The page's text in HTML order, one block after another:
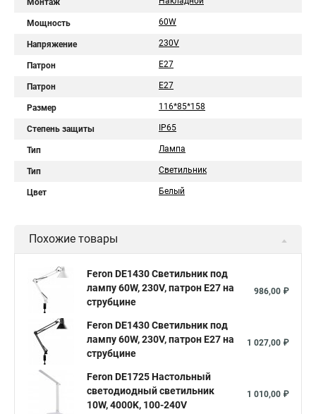
Монтаж
Мощность 60W
Напряжение 230V
Патрон E27
Патрон Е27
Размер 116*85*158
Степень защиты IP65
Тип Лампа
Тип Светильник
Цвет Белый
Похожие товары
Feron DE1430 Светильник под
лампу 60W, 230V, патрон E27 на
струбцине
986,00 ₽
Feron DE1430 Светильник под
лампу 60W, 230V, патрон E27 на
струбцине
1 027,00 ₽
Feron DE1725 Настольный
светодиодный светильник
10W, 4000K, 100-240V
1 010,00 ₽